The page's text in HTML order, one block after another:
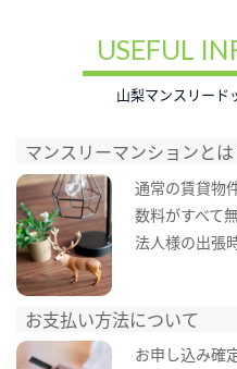
USEFUL
山梨マンスリード
マンスリーマンションとは
通常の賃貸物
数料がすべて
法人様の出張
お支払い方法について
お申し込み確